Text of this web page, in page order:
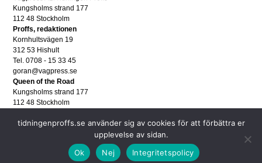
Kungsholms strand 177
112 48 Stockholm
Proffs, redaktionen
Kornhultsvägen 19
312 53 Hishult
Tel. 0708 - 15 33 45
goran@vagpress.se
Queen of the Road
Kungsholms strand 177
112 48 Stockholm
Tel. 08 - 653 83 80
Personuppgifter/GDPR
tidningenproffs.se använder sig av cookies för att förbättra er
upplevelse av sidan.
Ok
Nej Integritetspolicy